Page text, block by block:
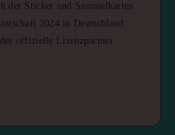
der Sticker und Sammelkarten
2024 in Deutschland
offizielle Lizenzpartner